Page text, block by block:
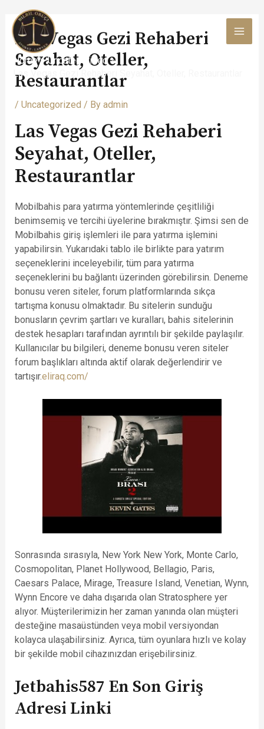
content
Home
Uncategorized
Las Vegas Gezi Rehaberi Seyahat, Oteller, Restaurantlar
Las Vegas Gezi Rehaberi
Seyahat, Oteller,
Restaurantlar
/ Uncategorized / By admin
Las Vegas Gezi Rehaberi
Seyahat, Oteller,
Restaurantlar
Mobilbahis para yatırma yöntemlerinde çeşitliliği
benimsemiş ve tercihi üyelerine bırakmıştır. Şimsi sen de
Mobilbahis giriş işlemleri ile para yatırma işlemini
yapabilirsin. Yukarıdaki tablo ile birlikte para yatırım
seçeneklerini inceleyebilir, tüm para yatırma
seçeneklerini bu bağlantı üzerinden görebilirsin. Deneme
bonusu veren siteler, forum platformlarında sıkça
tartışma konusu olmaktadır. Bu sitelerin sunduğu
bonusların çevrim şartları ve kuralları, bahis sitelerinin
destek hesapları tarafından ayrıntılı bir şekilde paylaşılır.
Kullanıcılar bu bilgileri, deneme bonusu veren siteler
forum başlıkları altında aktif olarak değerlendirir ve
tartışır.eliraq.com/
Sonrasında sırasıyla, New York New York, Monte Carlo,
Cosmopolitan, Planet Hollywood, Bellagio, Paris,
Caesars Palace, Mirage, Treasure Island, Venetian, Wynn,
Wynn Encore ve daha dışarıda olan Stratosphere yer
alıyor. Müşterilerimizin her zaman yanında olan müşteri
desteğine masaüstünden veya mobil versiyondan
kolayca ulaşabilirsiniz. Ayrıca, tüm oyunlara hızlı ve kolay
bir şekilde mobil cihazınızdan erişebilirsiniz.
Jetbahis587 En Son Giriş
Adresi Linki